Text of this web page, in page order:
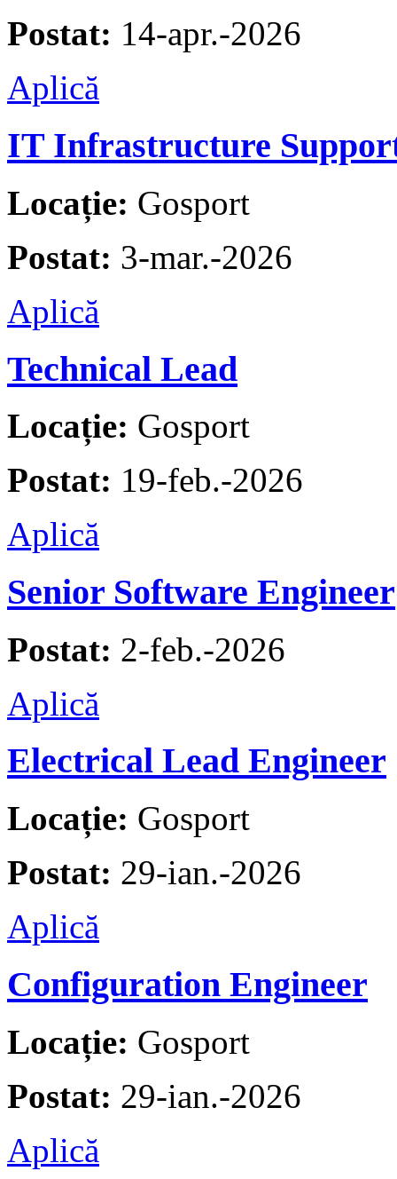
Postat: 14-apr.-2026
Aplică
IT Infrastructure
Locație: Gosport
Postat: 3-mar.-2026
Aplică
Technical Lead
Locație: Gosport
Postat: 19-feb.-2026
Aplică
Senior Software Engineer
Postat: 2-feb.-2026
Aplică
Electrical Lead Engineer
Locație: Gosport
Postat: 29-ian.-2026
Aplică
Configuration Engineer
Locație: Gosport
Postat: 29-ian.-2026
Aplică